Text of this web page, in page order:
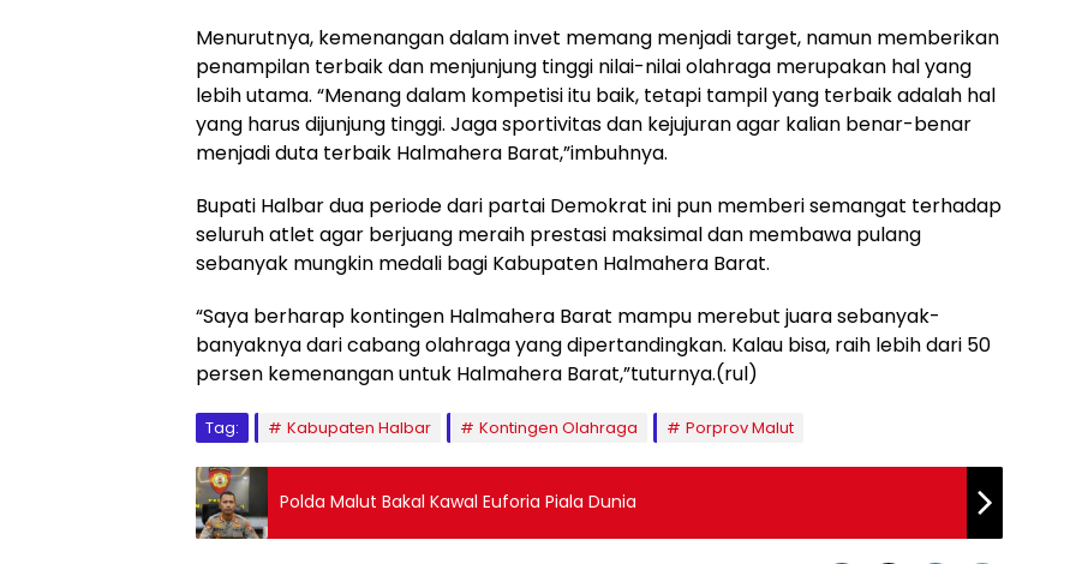
Menurutnya, kemenangan dalam invet memang menjadi target, namun memberikan
penampilan terbaik dan menjunjung tinggi nilai-nilai olahraga merupakan hal yang
lebih utama. “Menang dalam kompetisi itu baik, tetapi tampil yang terbaik adalah hal
yang harus dijunjung tinggi. Jaga sportivitas dan kejujuran agar kalian benar-benar
menjadi duta terbaik Halmahera Barat,”imbuhnya.
Bupati Halbar dua periode dari partai Demokrat ini pun memberi semangat terhadap
seluruh atlet agar berjuang meraih prestasi maksimal dan membawa pulang
sebanyak mungkin medali bagi Kabupaten Halmahera Barat.
“Saya berharap kontingen Halmahera Barat mampu merebut juara sebanyak-
banyaknya dari cabang olahraga yang dipertandingkan. Kalau bisa, raih lebih dari 50
persen kemenangan untuk Halmahera Barat,”tuturnya.(rul)
Tag: Kabupaten Halbar Kontingen Olahraga Porprov Malut
Polda Malut Bakal Kawal Euforia Piala Dunia